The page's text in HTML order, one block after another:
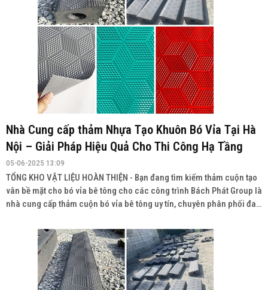
Nhà Cung cấp thảm Nhựa Tạo Khuôn Bó Vỉa Tại Hà
Nội – Giải Pháp Hiệu Quả Cho Thi Công Hạ Tầng
05-06-2025 13:09
TỔNG KHO VẬT LIỆU HOÀN THIỆN - Bạn đang tìm kiếm thảm cuộn tạo
vân bề mặt cho bó vỉa bê tông cho các công trình Bách Phát Group là
nhà cung cấp thảm cuộn bó vỉa bê tông uy tín, chuyên phân phối đa
toàn quốc.